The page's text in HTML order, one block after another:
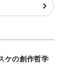
ケの創作哲学